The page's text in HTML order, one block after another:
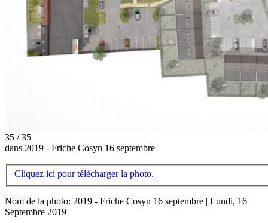
35 / 35
dans 2019 - Friche Cosyn 16 septembre
Cliquez ici pour télécharger la photo.
Nom de la photo: 2019 - Friche Cosyn 16 septembre | Lundi, 16
Septembre 2019